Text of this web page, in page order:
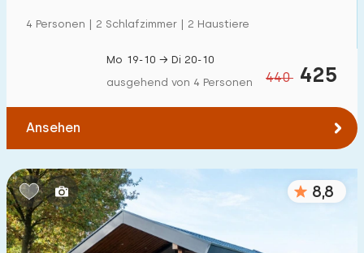
€ 0 — € 5000+
Schlafzimmern:
1 2 3 4
4 Personen | 2 Schlafzimmer | 2 Haustiere
440 425
Mo 19-10 → Di 20-10
ausgehend von 4 Personen
Ansehen
8,8